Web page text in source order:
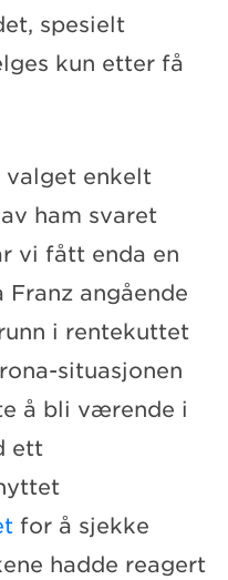
spesielt
kun etter få
valget enkelt
ham svaret
vi fått enda en
angående
i rentekuttet
situasjonen
å bli værende i
ett
for å sjekke
hadde reagert